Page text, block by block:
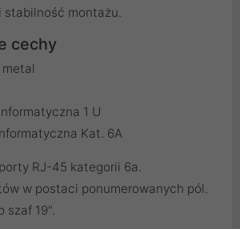
stabilność montażu.
cechy
metal
1 U
Kat. 6A
RJ-45 kategorii 6a.
w postaci ponumerowanych pól.
szaf 19".